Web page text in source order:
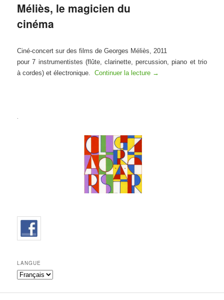
Méliès, le magicien du
cinéma
Ciné-concert sur des films de Georges Méliès, 2011
pour 7 instrumentistes (flûte, clarinette, percussion, piano et trio
à cordes) et électronique.Continuer la lecture →
.
LANGUE